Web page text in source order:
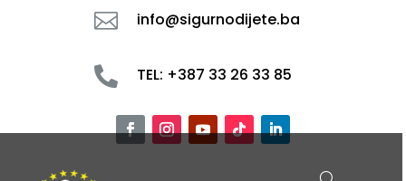
 info@sigurnodijete.ba
 TEL: +387 33 26 33 85